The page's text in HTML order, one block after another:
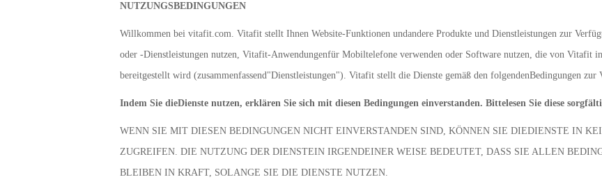
NUTZUNGSBEDINGUNGEN
Willkommen bei vitafit.com. Vitafit stellt Ihnen Website-Funktionen undandere Produkte und Dienstleistungen zur
oder -Dienstleistungen nutzen, Vitafit-Anwendungenfür Mobiltelefone verwenden oder Software nutzen, die von Vitafit
bereitgestellt wird (zusammenfassend"Dienstleistungen"). Vitafit stellt die Dienste gemäß den folgendenBedingungen zur
Indem Sie dieDienste nutzen, erklären Sie sich mit diesen Bedingungen einverstanden. Bittelesen Sie diese
WENN SIE MIT DIESEN BEDINGUNGEN NICHT EINVERSTANDEN SIND, KÖNNEN SIE DIEDIENSTE IN
ZUGREIFEN. DIE NUTZUNG DER DIENSTEIN IRGENDEINER WEISE BEDEUTET, DASS SIE ALLEN
BLEIBEN IN KRAFT, SOLANGE SIE DIE DIENSTE NUTZEN.